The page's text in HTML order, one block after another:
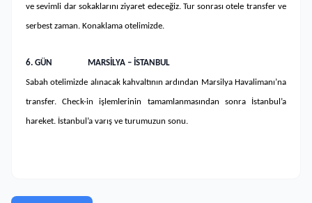
ve sevimli dar sokaklarını ziyaret edeceğiz. Tur sonrası otele transfer ve
serbest zaman. Konaklama otelimizde.
6. GÜN MARSİLYA – İSTANBUL
Sabah otelimizde alınacak kahvaltının ardından Marsilya Havalimanı’na
transfer. Check-in işlemlerinin tamamlanmasından sonra İstanbul’a
hareket. İstanbul’a varış ve turumuzun sonu.